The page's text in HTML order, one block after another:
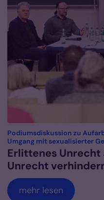
Podiumsdiskussion zu
Umgang mit sexualisierter
Erlittenes
Unrecht
mehr lesen